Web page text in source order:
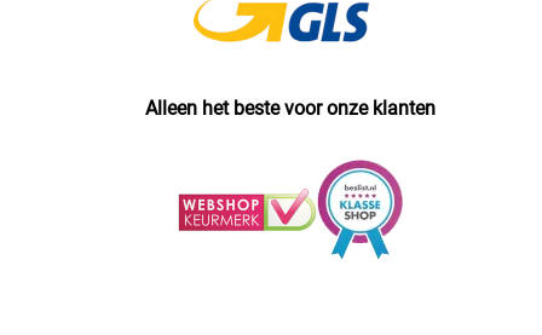
Alleen het beste voor onze klanten